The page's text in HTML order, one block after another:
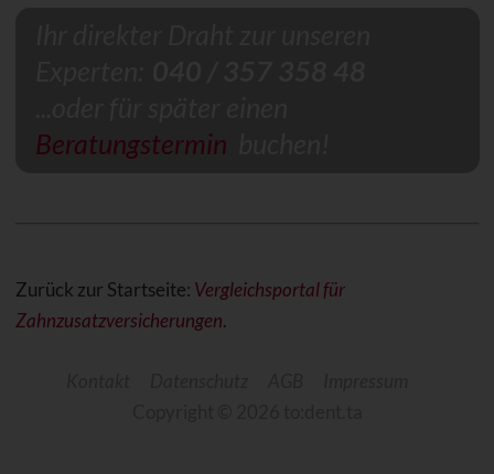
Beratungstermin
Zurück zur Startseite: Vergleichsportal für
Zahnzusatzversicherungen.